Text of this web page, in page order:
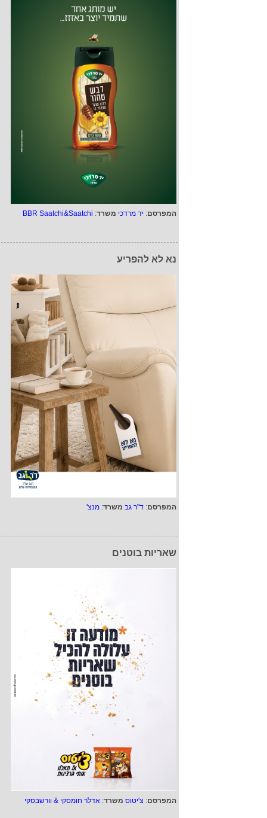
המפרסם: יד מרדכי משרד:
BBR Saatchi&Saatchi
נא לא להפריע
המפרסם: ד"ר גב משרד: מנצ'
שאריות בוטנים
המפרסם: צ'יטוס משרד: אדלר חומסקי & וורשבסקי